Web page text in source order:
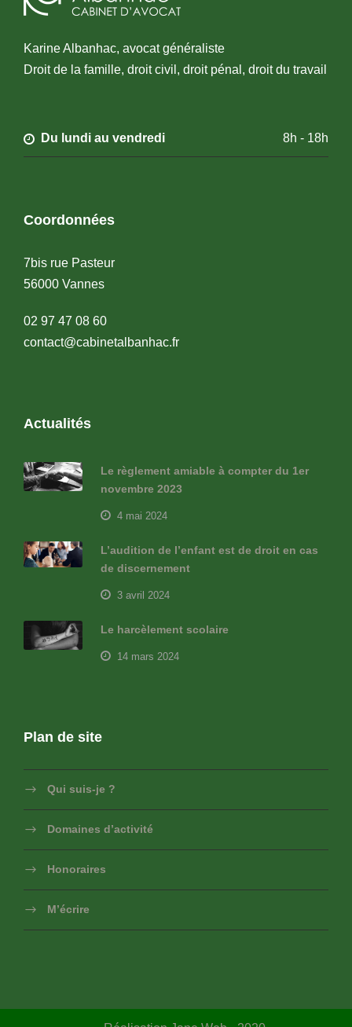
Karine Albanhac, avocat généraliste
Droit de la famille, droit civil, droit pénal, droit du travail
Du lundi au vendredi 8h - 18h
Coordonnées
7bis rue Pasteur
56000 Vannes
02 97 47 08 60
contact@cabinetalbanhac.fr
Actualités
Le règlement amiable à compter du 1er
novembre 2023
4 mai 2024
L’audition de l’enfant est de droit en cas
de discernement
3 avril 2024
Le harcèlement scolaire
14 mars 2024
Plan de site
Qui suis-je ?
Domaines d’activité
Honoraires
M’écrire